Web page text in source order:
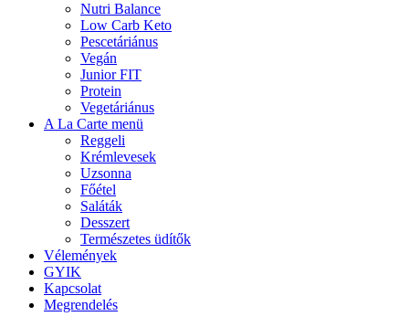
Nutri Balance
Low Carb Keto
Pescetáriánus
Vegán
Junior FIT
Protein
Vegetáriánus
A La Carte menü
Reggeli
Krémlevesek
Uzsonna
Főétel
Saláták
Desszert
Természetes üdítők
Vélemények
GYIK
Kapcsolat
Megrendelés